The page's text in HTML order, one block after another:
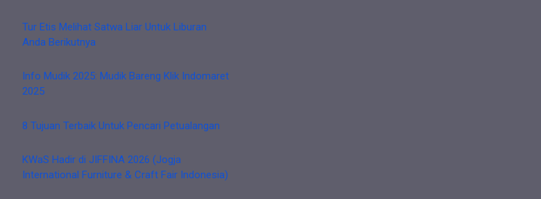
Tur Etis Melihat Satwa Liar Untuk Liburan
Anda Berikutnya
Info Mudik 2025: Mudik Bareng Klik Indomaret
2025
8 Tujuan Terbaik Untuk Pencari Petualangan
KWaS Hadir di JIFFINA 2026 (Jogja
International Furniture & Craft Fair Indonesia)